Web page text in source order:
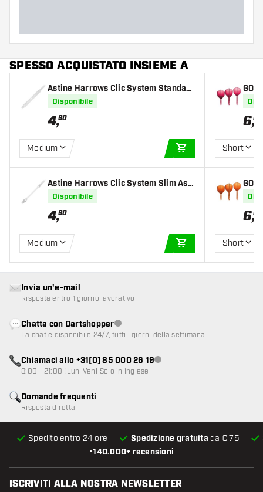
Lunghezza del barrel (MM)
SPESSO ACQUISTATO INSIEME A
Astine Harrows Clic System Standard
Astiness Clear
Disponibile
4,90
Medium
AGGIUNGI AL
Astine Harrows Clic System Slim Asti
ness Clear
Disponibile
4,90
Medium
AGGIUNGI AL
6,95
Short
er
6,95
Short
•140.000+ recensioni
Spedito entro 24 ore Spedizione gratuita da € 75
Domande frequenti
Risposta diretta
Invia un'e-mail
Risposta entro 1 giorno lavorativo
Chatta con DartshopperServizio clienti non disponibile
La chat è disponibile 24/7, tutti i giorni della settimana
Chiamaci allo +31(0) 85 000 26 19Servizio clienti non disponibile
8:00 - 21:00 (Lun-Ven) Solo in inglese
ISCRIVITI ALLA NOSTRA NEWSLETTER